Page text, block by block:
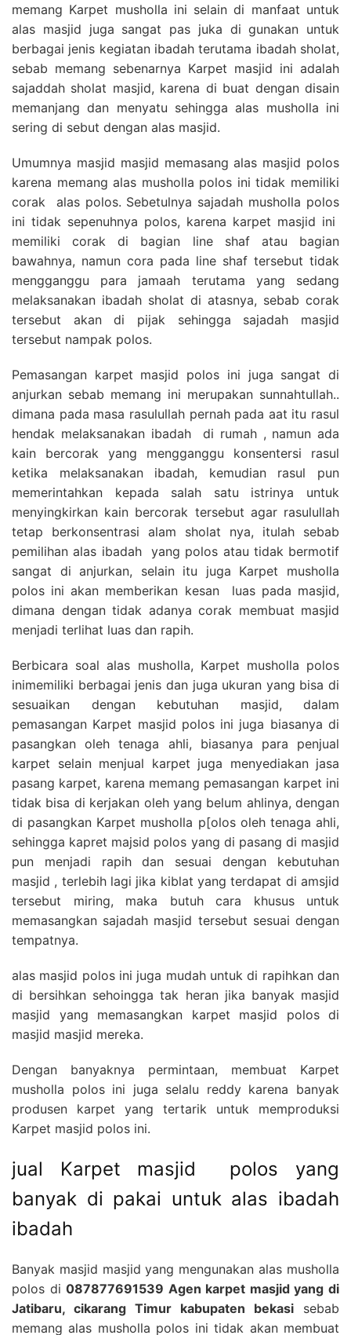
memang Karpet musholla ini selain di manfaat untuk
alas masjid juga sangat pas juka di gunakan untuk
berbagai jenis kegiatan ibadah terutama ibadah sholat,
sebab memang sebenarnya Karpet masjid ini adalah
sajaddah sholat masjid, karena di buat dengan disain
memanjang dan menyatu sehingga alas musholla ini
sering di sebut dengan alas masjid.
Umumnya masjid masjid memasang alas masjid polos
karena memang alas musholla polos ini tidak memiliki
corak alas polos. Sebetulnya sajadah musholla polos
ini tidak sepenuhnya polos, karena karpet masjid ini
memiliki corak di bagian line shaf atau bagian
bawahnya, namun cora pada line shaf tersebut tidak
mengganggu para jamaah terutama yang sedang
melaksanakan ibadah sholat di atasnya, sebab corak
tersebut akan di pijak sehingga sajadah masjid
tersebut nampak polos.
Pemasangan karpet masjid polos ini juga sangat di
anjurkan sebab memang ini merupakan sunnahtullah..
dimana pada masa rasulullah pernah pada aat itu rasul
hendak melaksanakan ibadah di rumah , namun ada
kain bercorak yang mengganggu konsentersi rasul
ketika melaksanakan ibadah, kemudian rasul pun
memerintahkan kepada salah satu istrinya untuk
menyingkirkan kain bercorak tersebut agar rasulullah
tetap berkonsentrasi alam sholat nya, itulah sebab
pemilihan alas ibadah yang polos atau tidak bermotif
sangat di anjurkan, selain itu juga Karpet musholla
polos ini akan memberikan kesan luas pada masjid,
dimana dengan tidak adanya corak membuat masjid
menjadi terlihat luas dan rapih.
Berbicara soal alas musholla, Karpet musholla polos
inimemiliki berbagai jenis dan juga ukuran yang bisa di
sesuaikan dengan kebutuhan masjid, dalam
pemasangan Karpet masjid polos ini juga biasanya di
pasangkan oleh tenaga ahli, biasanya para penjual
karpet selain menjual karpet juga menyediakan jasa
pasang karpet, karena memang pemasangan karpet ini
tidak bisa di kerjakan oleh yang belum ahlinya, dengan
di pasangkan Karpet musholla p[olos oleh tenaga ahli,
sehingga kapret majsid polos yang di pasang di masjid
pun menjadi rapih dan sesuai dengan kebutuhan
masjid , terlebih lagi jika kiblat yang terdapat di amsjid
tersebut miring, maka butuh cara khusus untuk
memasangkan sajadah masjid tersebut sesuai dengan
tempatnya.
alas masjid polos ini juga mudah untuk di rapihkan dan
di bersihkan sehoingga tak heran jika banyak masjid
masjid yang memasangkan karpet masjid polos di
masjid masjid mereka.
Dengan banyaknya permintaan, membuat Karpet
musholla polos ini juga selalu reddy karena banyak
produsen karpet yang tertarik untuk memproduksi
Karpet masjid polos ini.
jual Karpet masjid polos yang
banyak di pakai untuk alas ibadah
ibadah
Banyak masjid masjid yang mengunakan alas musholla
polos di087877691539 Agen karpet masjid yang di
Jatibaru, cikarang Timur kabupaten bekasi sebab
memang alas musholla polos ini tidak akan membuat